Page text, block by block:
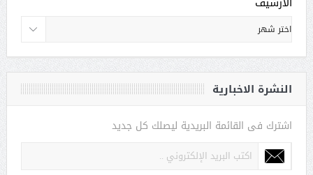
النشرة الاخبارية
اشترك فى القائمة البريدية ليصلك كل جديد